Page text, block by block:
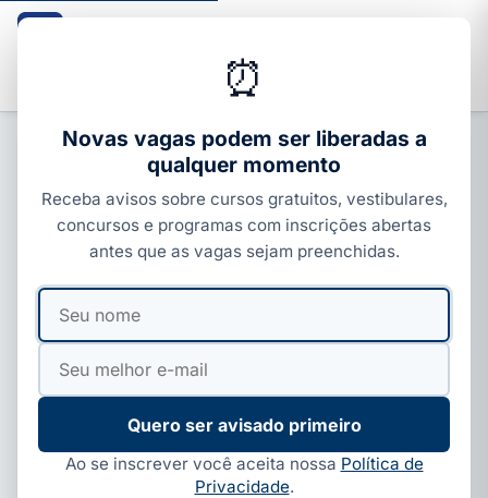
CONCURSOS ESTADUAIS
Por que certificado municipal de
costura fica na gaveta e não gera
renda
PorRedação Guia dos Cursos
⏰
Novas vagas podem ser liberadas a
qualquer momento
Receba avisos sobre cursos gratuitos, vestibulares,
concursos e programas com inscrições abertas
antes que as vagas sejam preenchidas.
Seu
nome
Seu
mail
Quero ser avisado primeiro
Ao se inscrever você aceita nossa Política de
Privacidade.